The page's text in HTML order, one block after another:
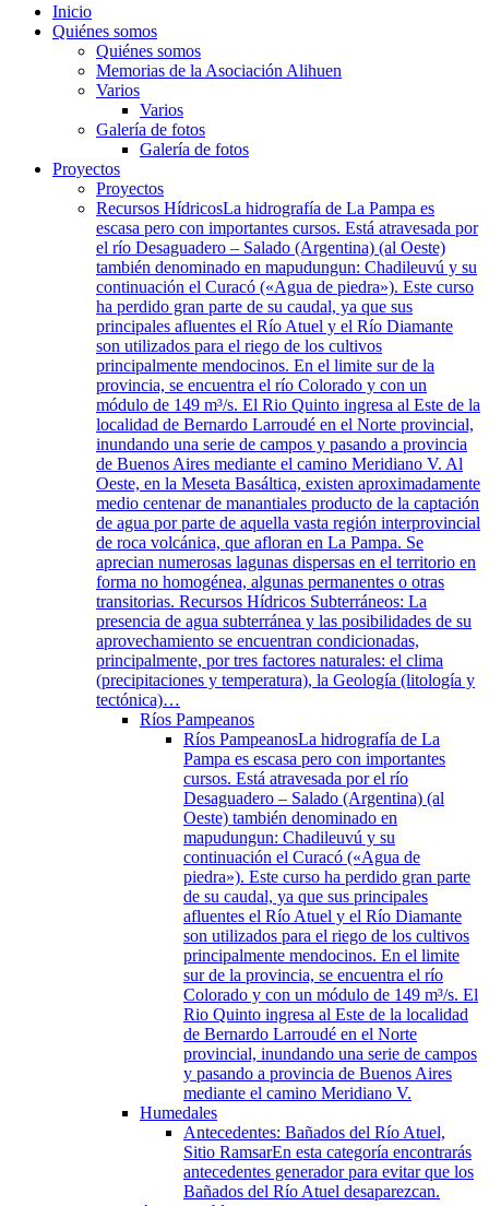
Inicio
Quiénes somos
Quiénes somos
Memorias de la Asociación Alihuen
Varios
Varios
Galería de fotos
Galería de fotos
Proyectos
Proyectos
Recursos HídricosLa hidrografía de La Pampa es
escasa pero con importantes cursos. Está atravesada por
el río Desaguadero – Salado (Argentina) (al Oeste)
también denominado en mapudungun: Chadileuvú y su
continuación el Curacó («Agua de piedra»). Este curso
ha perdido gran parte de su caudal, ya que sus
principales afluentes el Río Atuel y el Río Diamante
son utilizados para el riego de los cultivos
principalmente mendocinos. En el limite sur de la
provincia, se encuentra el río Colorado y con un
módulo de 149 m³/s. El Rio Quinto ingresa al Este de la
localidad de Bernardo Larroudé en el Norte provincial,
inundando una serie de campos y pasando a provincia
de Buenos Aires mediante el camino Meridiano V. Al
Oeste, en la Meseta Basáltica, existen aproximadamente
medio centenar de manantiales producto de la captación
de agua por parte de aquella vasta región interprovincial
de roca volcánica, que afloran en La Pampa. Se
aprecian numerosas lagunas dispersas en el territorio en
forma no homogénea, algunas permanentes o otras
transitorias. Recursos Hídricos Subterráneos: La
presencia de agua subterránea y las posibilidades de su
aprovechamiento se encuentran condicionadas,
principalmente, por tres factores naturales: el clima
(precipitaciones y temperatura), la Geología (litología y
tectónica)…
Ríos Pampeanos
Ríos PampeanosLa hidrografía de La
Pampa es escasa pero con importantes
cursos. Está atravesada por el río
Desaguadero – Salado (Argentina) (al
Oeste) también denominado en
mapudungun: Chadileuvú y su
continuación el Curacó («Agua de
piedra»). Este curso ha perdido gran parte
de su caudal, ya que sus principales
afluentes el Río Atuel y el Río Diamante
son utilizados para el riego de los cultivos
principalmente mendocinos. En el limite
sur de la provincia, se encuentra el río
Colorado y con un módulo de 149 m³/s. El
Rio Quinto ingresa al Este de la localidad
de Bernardo Larroudé en el Norte
provincial, inundando una serie de campos
y pasando a provincia de Buenos Aires
mediante el camino Meridiano V.
Humedales
Antecedentes: Bañados del Río Atuel,
Sitio RamsarEn esta categoría encontrarás
antecedentes generador para evitar que los
Bañados del Río Atuel desaparezcan.